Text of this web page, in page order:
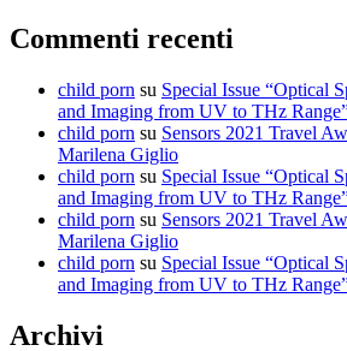
Commenti recenti
child porn su Special Issue “Optical
and Imaging from UV to THz
child porn su Sensors 2021 Travel
Marilena Giglio
child porn su Special Issue “Optical
and Imaging from UV to THz
child porn su Sensors 2021 Travel
Marilena Giglio
child porn su Special Issue “Optical
and Imaging from UV to THz
Archivi